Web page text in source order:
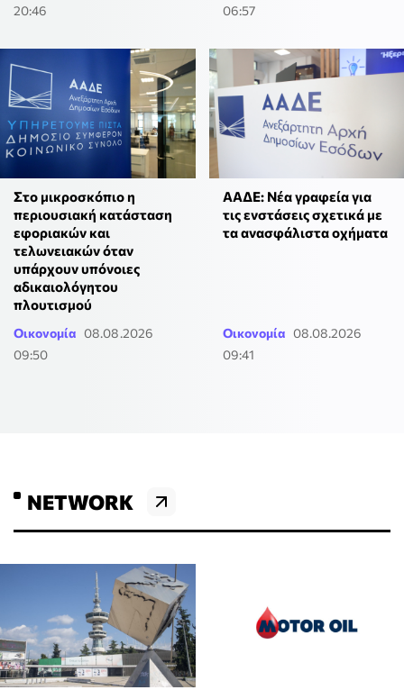
20:46
06:57
Στο μικροσκόπιο η
περιουσιακή κατάσταση
εφοριακών και
τελωνειακών όταν
υπάρχουν υπόνοιες
αδικαιολόγητου
πλουτισμού
Οικονομία 08.08.2026
09:50
ΑΑΔΕ: Νέα γραφεία για
τις ενστάσεις σχετικά με
τα ανασφάλιστα οχήματα
Οικονομία 08.08.2026
09:41
NETWORK